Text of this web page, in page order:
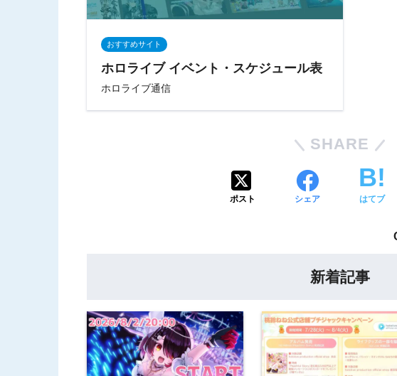
おすすめサイト
ホロライブ イベント・スケジュール表
ホロライブ通信
SHARE
ポスト シェア はてブ
新着記事